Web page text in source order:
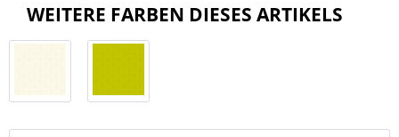
WEITERE FARBEN DIESES ARTIKELS